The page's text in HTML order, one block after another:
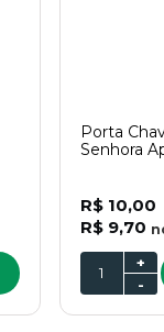
Porta
Senhora
R$ 10,00
R$ 9,70
-
+